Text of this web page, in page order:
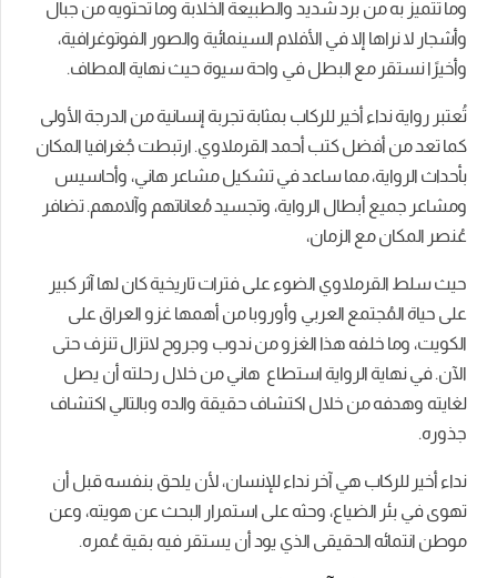
وما تتميز به من برد شديد والطبيعة الخلابة وما تحتويه من جبال
وأشجار لا نراها إلا في الأفلام السينمائية والصور الفوتوغرافية،
وأخيرًا نستقر مع البطل في واحة سيوة حيث نهاية المطاف.
تُعتبر رواية نداء أخير للركاب بمثابة تجربة إنسانية من الدرجة الأولى
كما تعد من أفضل كتب أحمد القرملاوي. ارتبطت جُغرافيا المكان
بأحداث الرواية، مما ساعد في تشكيل مشاعر هاني، وأحاسيس
ومشاعر جميع أبطال الرواية، وتجسيد مُعاناتهم وآلامهم. تضافر
عُنصر المكان مع الزمان،
حيث سلط القرملاوي الضوء على فترات تاريخية كان لها آثر كبير
على حياة المُجتمع العربي وأوروبا من أهمها غزو العراق على
الكويت، وما خلفه هذا الغزو من ندوب وجروح لاتزال تنزف حتى
الآن. في نهاية الرواية استطاع هاني من خلال رحلته أن يصل
لغايته وهدفه من خلال اكتشاف حقيقة والده وبالتالي اكتشاف
جذوره.
نداء أخير للركاب هي آخر نداء للإنسان، لأن يلحق بنفسه قبل أن
تهوى في بئر الضياع، وحثه على استمرار البحث عن هويته، وعن
موطن انتمائه الحقيقى الذي يود أن يستقر فيه بقية عُمره.